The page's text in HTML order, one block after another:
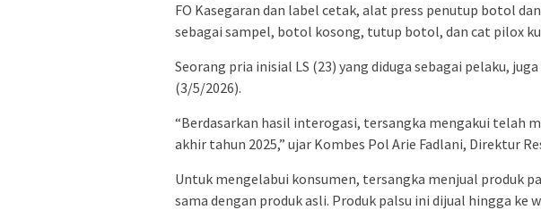
FO Kasegaran dan label cetak, alat press penutup botol
sebagai sampel, botol kosong, tutup botol, dan cat pilox
Seorang pria inisial LS (23) yang diduga sebagai pelaku,
(3/5/2026).
“Berdasarkan hasil interogasi, tersangka mengakui telah
akhir tahun 2025,” ujar Kombes Pol Arie Fadlani, Direktur
Untuk mengelabui konsumen, tersangka menjual produk
sama dengan produk asli. Produk palsu ini dijual hingga ke